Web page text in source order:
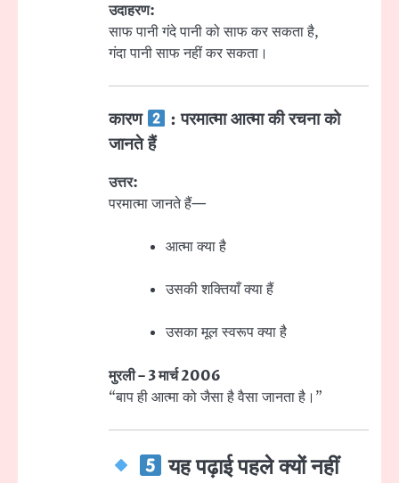
उदाहरण:
साफ पानी गंदे पानी को साफ कर सकता है,
गंदा पानी साफ नहीं कर सकता।
कारण
: परमात्मा आत्मा की रचना को
जानते हैं
उत्तर:
परमात्मा जानते हैं—
आत्मा क्या है
उसकी शक्तियाँ क्या हैं
उसका मूल स्वरूप क्या है
मुरली – 3 मार्च 2006
“बाप ही आत्मा को जैसा है वैसा जानता है।”
यह पढ़ाई पहले क्यों नहीं